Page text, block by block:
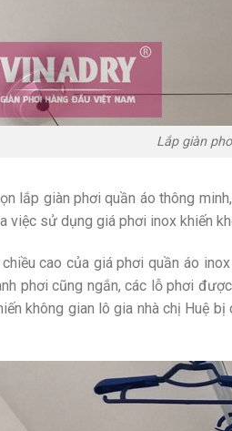
Lắp giàn
lắp giàn phơi quần áo thông
việc sử dụng giá phơi inox khiến
cao của giá phơi quần áo
phơi cũng ngắn, các lỗ phơi
không gian lô gia nhà chị Huệ